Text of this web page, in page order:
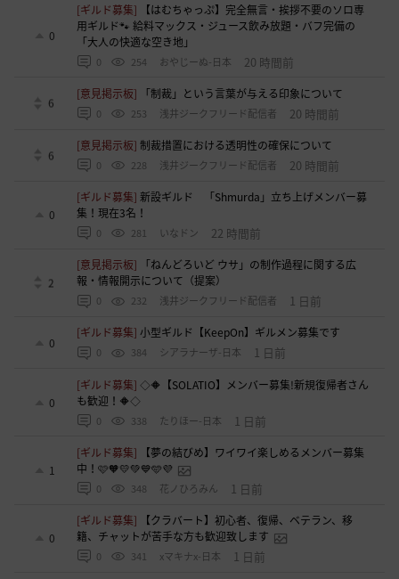
0
[ギルド募集]
【はむちゃっぷ】完全無言・挨拶不要のソロ専
用ギルド🐾 給料マックス・ジュース飲み放題・バフ完備の
「大人の快適な空き地」
0 254 おやじーぬ-日本 20 時間前
6
[意見掲示板] 「制裁」という言葉が与える印象について
0 253 浅井ジークフリード配信者 20 時間前
6
[意見掲示板]制裁措置における透明性の確保について
0 228 浅井ジークフリード配信者 20 時間前
0
[ギルド募集]新設ギルド 「Shmurda」立ち上げメンバー募
集！現在3名！
0 281 いなドン 22 時間前
2
[意見掲示板]
「ねんどろいど ウサ」の制作過程に関する広
報・情報開示について（提案）
0 232 浅井ジークフリード配信者 1 日前
0
[ギルド募集]小型ギルド【KeepOn】ギルメン募集です
0 384 シアラナーザ-日本 1 日前
0
[ギルド募集]◇🔶【SOLATIO】メンバー募集!新規復帰者さん
も歓迎！🔶◇
0 338 たりほー-日本 1 日前
1
[ギルド募集]
【夢の結びめ】ワイワイ楽しめるメンバー募集
中！🩷🧡💛💚💙🩵💜
0 348 花ノひろみん 1 日前
0
[ギルド募集]
【クラバート】初心者、復帰、ベテラン、移
籍、チャットが苦手な方も歓迎致します
0 341 xマキナx-日本 1 日前